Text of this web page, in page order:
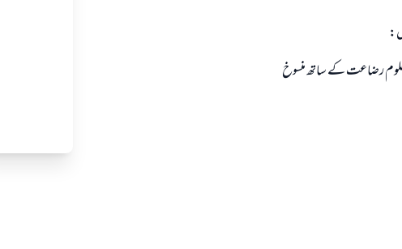
رضاعت كے ساتھ منسوخ